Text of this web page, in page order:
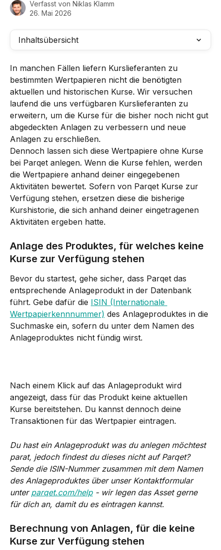
Verfasst von Niklas Klamm
26. Mai 2026
Inhaltsübersicht
In manchen Fällen liefern Kurslieferanten zu
bestimmten Wertpapieren nicht die benötigten
aktuellen und historischen Kurse. Wir versuchen
laufend die uns verfügbaren Kurslieferanten zu
erweitern, um die Kurse für die bisher noch nicht gut
abgedeckten Anlagen zu verbessern und neue
Anlagen zu erschließen.
Dennoch lassen sich diese Wertpapiere ohne Kurse
bei Parqet anlegen. Wenn die Kurse fehlen, werden
die Wertpapiere anhand deiner eingegebenen
Aktivitäten bewertet. Sofern von Parqet Kurse zur
Verfügung stehen, ersetzen diese die bisherige
Kurshistorie, die sich anhand deiner eingetragenen
Aktivitäten ergeben hatte.
Anlage des Produktes, für welches keine
Kurse zur Verfügung stehen
Bevor du startest, gehe sicher, dass Parqet das
entsprechende Anlageprodukt in der Datenbank
führt. Gebe dafür die ISIN (Internationale
Wertpapierkennnummer) des Anlageproduktes in die
Suchmaske ein, sofern du unter dem Namen des
Anlageproduktes nicht fündig wirst.
Nach einem Klick auf das Anlageprodukt wird
angezeigt, dass für das Produkt keine aktuellen
Kurse bereitstehen. Du kannst dennoch deine
Transaktionen für das Wertpapier eintragen.
Du hast ein Anlageprodukt was du anlegen möchtest
parat, jedoch findest du dieses nicht auf Parqet?
Sende die ISIN-Nummer zusammen mit dem Namen
des Anlageproduktes über unser Kontaktformular
unter parqet.com/help - wir legen das Asset gerne
für dich an, damit du es eintragen kannst.
Berechnung von Anlagen, für die keine
Kurse zur Verfügung stehen